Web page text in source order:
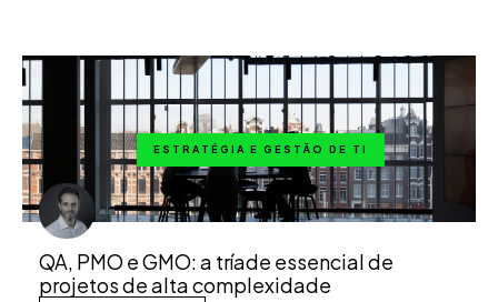
ESTRATÉGIA E GESTÃO DE TI
QA, PMO e GMO: a tríade essencial de
projetos de alta complexidade